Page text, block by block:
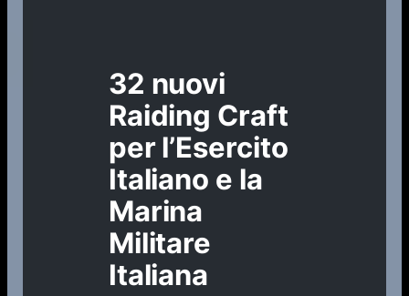
32 nuovi
Raiding Craft
per l’Esercito
Italiano e la
Marina
Militare
Italiana